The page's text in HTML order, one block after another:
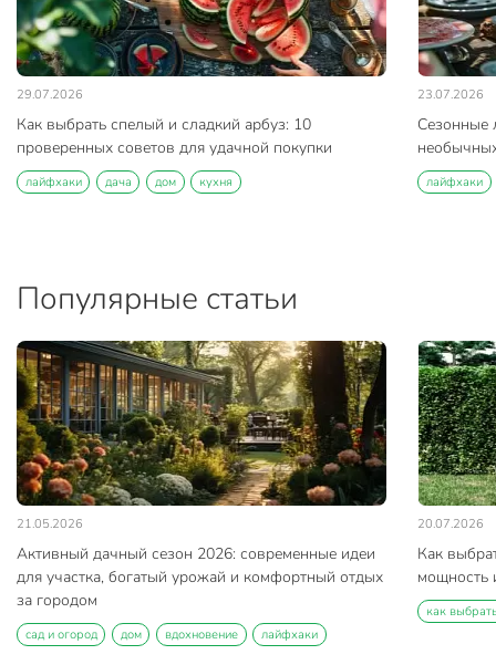
29.07.2026
Как выбрать спелый и сладкий арбуз: 10
проверенных советов для удачной покупки
лайфхаки дача дом кухня
23.07.2026
Сезонные
лайфхаки
Популярные статьи
21.05.2026
Активный дачный сезон 2026: современные идеи
для участка, богатый урожай и комфортный отдых
за городом
сад и огород дом вдохновение лайфхаки
20.07.2026
Как
мощность
как